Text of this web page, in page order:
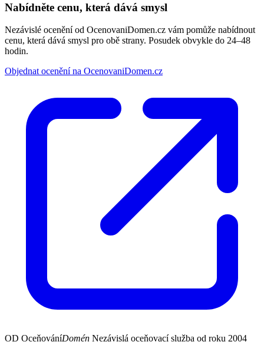
Nabídněte cenu, která dává smysl
Nezávislé ocenění od OcenovaniDomen.cz vám pomůže nabídnout
cenu, která dává smysl pro obě strany. Posudek obvykle do 24–48
hodin.
Objednat ocenění na OcenovaniDomen.cz
OD OceňováníDomén Nezávislá oceňovací služba od roku 2004